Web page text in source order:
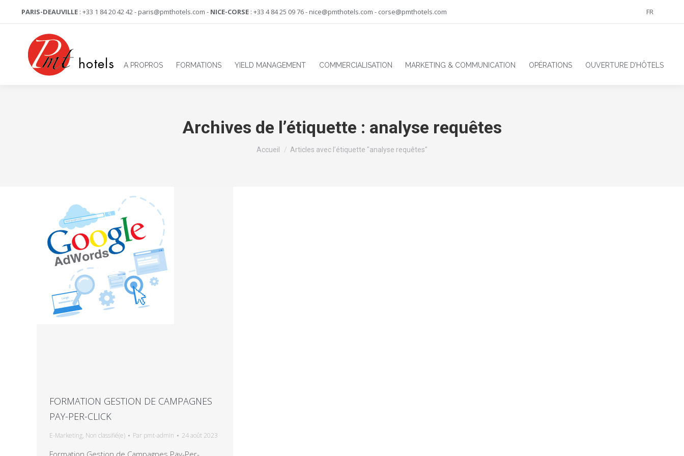
PARIS-DEAUVILLE : +33 1 84 20 42 42 - paris@pmthotels.com - NICE-CORSE : +33 4 84 25 09 76 - nice@pmthotels.com - corse@pmthotels.com FR
A PROPROS FORMATIONS YIELD MANAGEMENT COMMERCIALISATION MARKETING & COMMUNICATION OPÉRATIONS OUVERTURE D’HÔTELS
Archives de l’étiquette : analyse requêtes
Vous êtes ici :
Accueil Articles avec l’étiquette "analyse requêtes"
FORMATION GESTION DE CAMPAGNES
PAY-PER-CLICK
E-Marketing, Non classifié(e) Par pmt-admin 24 août 2023